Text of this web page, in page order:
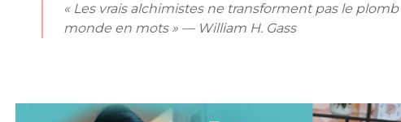
« Les vrais alchimistes ne transforment pas le
monde en mots » — William H. Gass